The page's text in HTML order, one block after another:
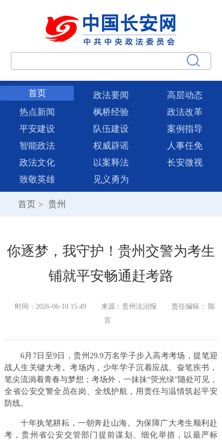
首页 政法要闻
高层动态
热点新闻
枫桥经验
政法改革
平安建设
队伍建设
案例指导
智能政法
权威辟谣
人事任免
政法文化
以案释法
长安微视
致敬英雄
见义勇为
首页 > 贵州
你逐梦，我守护！贵州交警为考生
铺就平安畅通赶考路
时间：2026-06-10 15:49 来源：贵州法治报
责任编辑： 陈
言
6月7日至9日，贵州29.9万名学子步入高考考场，提笔迎
战人生关键大考。考场内，少年学子沉着应战、奋笔疾书，
笔尖流淌着青春与梦想；考场外，一抹抹“荧光绿”随处可见，
全省公安交警全员在岗、全线护航，用责任与温情筑起平安
防线。
十年执笔耕耘，一朝奔赴山海。为保障广大考生顺利赴
考，贵州省公安交管部门提前谋划、细化举措，以最严标